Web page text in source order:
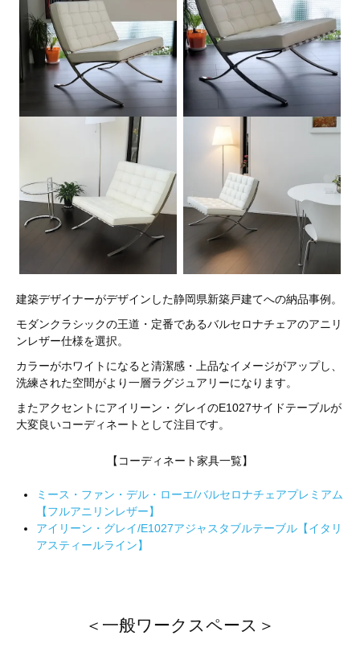
建築デザイナーがデザインした静岡県新築戸建てへの納品事例。
モダンクラシックの王道・定番であるバルセロナチェアのアニリ
ンレザー仕様を選択。
カラーがホワイトになると清潔感・上品なイメージがアップし、
洗練された空間がより一層ラグジュアリーになります。
またアクセントにアイリーン・グレイのE1027サイドテーブルが
大変良いコーディネートとして注目です。
【コーディネート家具一覧】
ミース・ファン・デル・ローエ/バルセロナチェアプレミアム
【フルアニリンレザー】
アイリーン・グレイ/E1027アジャスタブルテーブル【イタリ
アスティールライン】
＜一般ワークスペース＞